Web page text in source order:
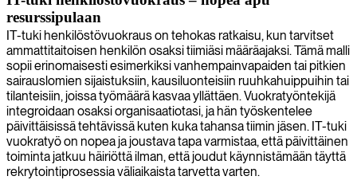
resurssipulaan
IT-tuki henkilöstövuokraus on tehokas ratkaisu, kun tarvitset
ammattitaitoisen henkilön osaksi tiimiäsi määräajaksi. Tämä malli
sopii erinomaisesti esimerkiksi vanhempainvapaiden tai pitkien
sairauslomien sijaistuksiin, kausiluonteisiin ruuhkahuippuihin tai
tilanteisiin, joissa työmäärä kasvaa yllättäen. Vuokratyöntekijä
integroidaan osaksi organisaatiotasi, ja hän työskentelee
päivittäisissä tehtävissä kuten kuka tahansa tiimin jäsen. IT-tuki
vuokratyö on nopea ja joustava tapa varmistaa, että päivittäinen
toiminta jatkuu häiriöttä ilman, että joudut käynnistämään täyttä
rekrytointiprosessia väliaikaista tarvetta varten.